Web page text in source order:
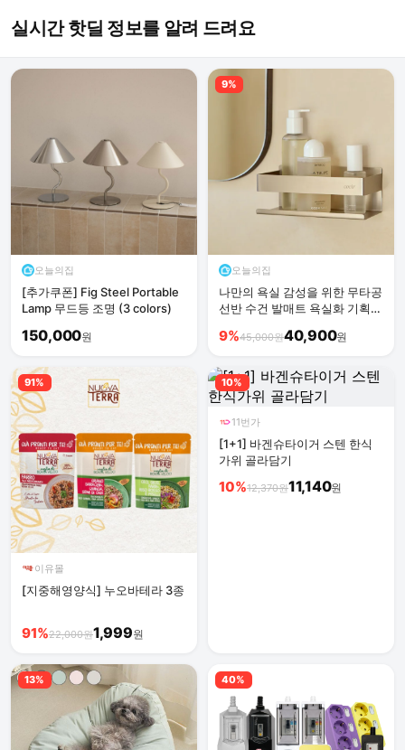
실시간 핫딜 정보를 알려 드려요
오늘의집
[추가쿠폰] Fig Steel Portable
Lamp 무드등 조명 (3 colors)
150,000원
9%
오늘의집
나만의 욕실 감성을 위한 무타공
선반 수건 발매트 욕실화 기획
9%45,000원40,900원
91%
이유몰
[지중해영양식] 누오바테라 3종
91%22,000원1,999원
10%
11번가
[1+1] 바겐슈타이거 스텐 한식
가위 골라담기
10%12,370원11,140원
13% 40%